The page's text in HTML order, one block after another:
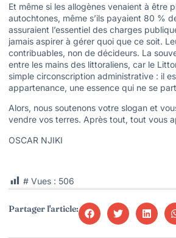
Et même si les allogènes venaient à être
autochtones, même s’ils payaient 80 %
assuraient l’essentiel des charges
jamais aspirer à gérer quoi que ce soit.
contribuables, non de décideurs. La
entre les mains des littoraliens, car le
simple circonscription administrative : il
appartenance, une essence qui ne se
Alors, nous soutenons votre slogan et
vendre vos terres. Après tout, tout vous
OSCAR NJIKI
# Vues : 506
Partager l'article: